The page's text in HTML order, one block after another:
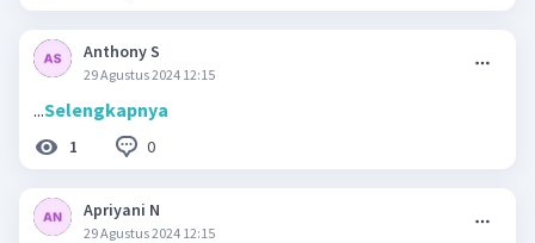
Anthony S
29 Agustus 2024 12:15
...Selengkapnya
1 0
Apriyani N
29 Agustus 2024 12:15